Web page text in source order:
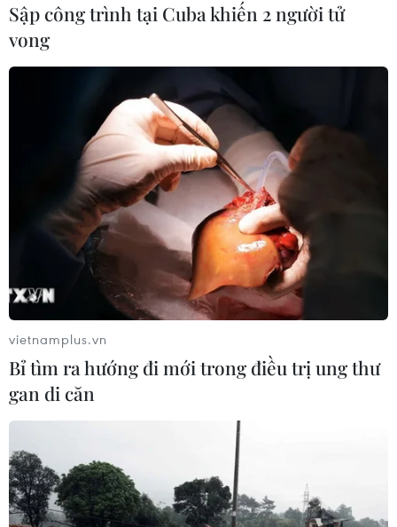
Sập công trình tại Cuba khiến 2 người tử
vong
vietnamplus.vn
Bỉ tìm ra hướng đi mới trong điều trị ung thư
gan di căn